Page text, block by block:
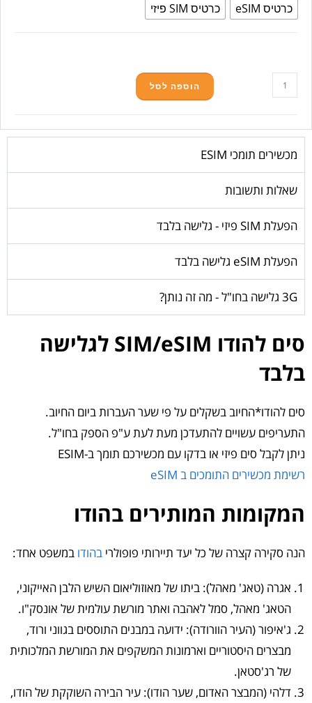
כרטיס eSIM כרטיס SIM פיזי
הוספה לסל
מכשירים תומכי ESIM
שאלות ותשובות
הפעלת SIM פיזי - גלישה בלבד
הפעלת eSIM גלישה בלבד
3G גלישה בחו"ל - מה זה נותן?
סים להודו SIM/eSIM לגלישה
בלבד
סים להודו*החיוב בשקלים על פי שער העברות ביום החיוב.
התעריפים עשויים להתעדכן מעת לעת ע"פ הספק בחו"ל.
ניתן לקבל סים פיזי או בדקו עם מכשירכם תומך ב-ESIM
רשימת מכשירים התומכים ב eSIM
המקומות המותירים בהודו
הנה סקירה קצרה של כל יעד תיירותי פופולרי בהודו במשפט אחד:
אגרה (טאג' מאהל): ביתו של מאוזוליאום השיש הלבן האייקוני,
הטאג' מאהל, סמל לאהבה ואתר מורשת עולמית של אונסק"ו.
ג'איפור (העיר הוורודה): ידועה במבנים התוססים בגווני ורוד,
מבצרים היסטוריים וארמונות המשקפים את המורשת המלכותית
של רג'סטאן.
דלהי (המבצר האדום, שער הודו): עיר הבירה השוקקת של הודו,